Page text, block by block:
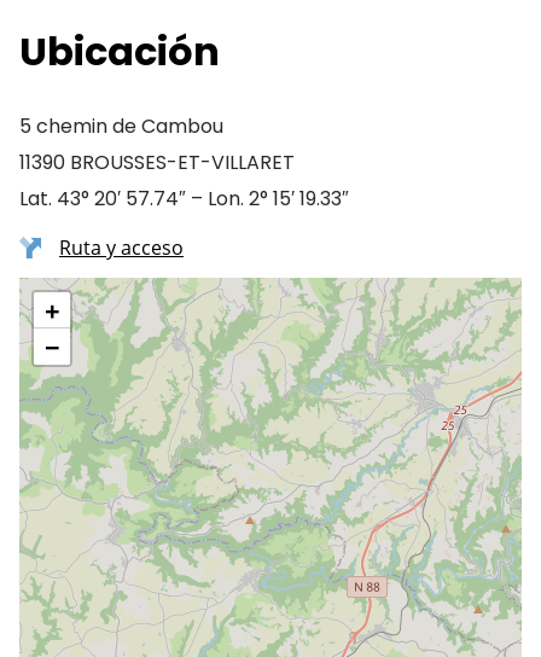
Ubicación
5 chemin de Cambou
11390 BROUSSES-ET-VILLARET
Lat. 43° 20′ 57.74″ – Lon. 2° 15′ 19.33″
Ruta y acceso
+
−